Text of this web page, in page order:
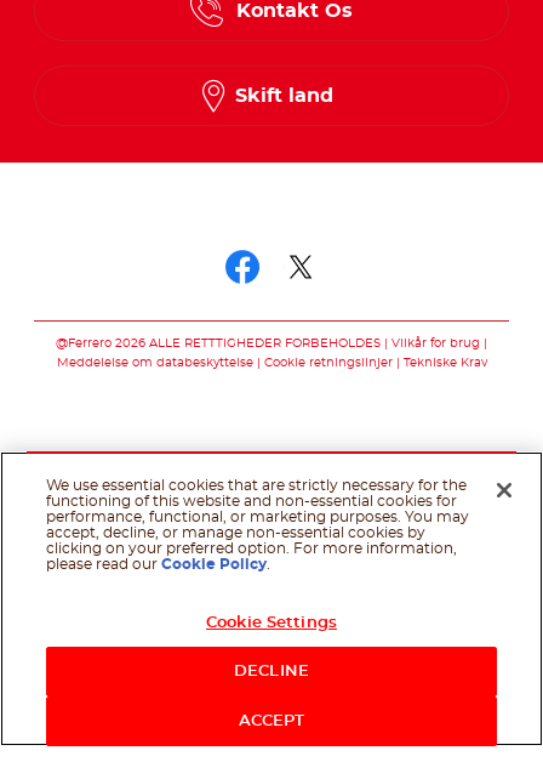
Norwegian
Kontakt Os
Skift land
@Ferrero 2026 ALLE RETTTIGHEDER FORBEHOLDES
Vilkår for brug
Meddelelse om databeskyttelse
Cookie retningslinjer Tekniske Krav
We use essential cookies that are strictly necessary for the
functioning of this website and non-essential cookies for
performance, functional, or marketing purposes. You may
accept, decline, or manage non-essential cookies by
clicking on your preferred option. For more information,
please read ourCookie Policy
Cookie Settings
DECLINE
ACCEPT